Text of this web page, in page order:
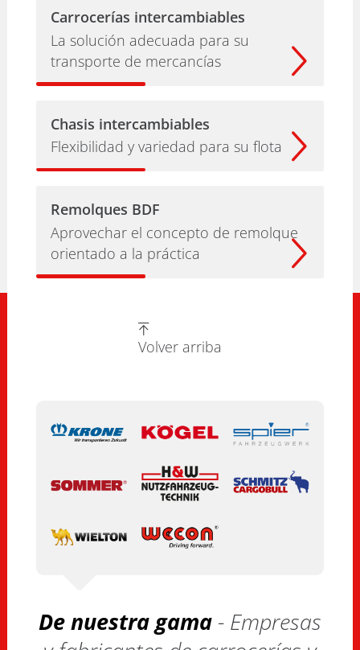
Carrocerías intercambiables
La solución adecuada para su
transporte de mercancías
Chasis intercambiables
Flexibilidad y variedad para su flota
Remolques BDF
Aprovechar el concepto de remolque
orientado a la práctica
Volver arriba
De nuestra gama- Empresas